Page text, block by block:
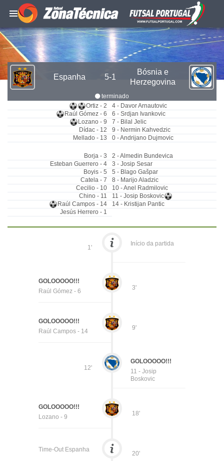
Espanha 5-1
Bósnia e
Herzegovina
terminado
Ortiz - 2
Raúl Gómez - 6
Lozano - 9
Dídac - 12
Mellado - 13
4 - Davor Arnautovic
6 - Srdjan Ivankovic
7 - Bilal Jelic
9 - Nermin Kahvedzic
0 - Andrijano Dujmovic
Borja - 3
Esteban Guerrero - 4
Boyis - 5
Catela - 7
Cecilio - 10
Chino - 11
Raúl Campos - 14
Jesús Herrero - 1
2 - Almedin Bundevica
3 - Josip Sesar
5 - Blago Gašpar
8 - Marijo Aladzic
10 - Anel Radmilovic
11 - Josip Boskovic
14 - Kristijan Pantic
1'
Início da partida
3'
GOLOOOOO!!!
Raúl Gómez - 6
9'
GOLOOOOO!!!
Raúl Campos - 14
12'
GOLOOOOO!!!
11 - Josip
Boskovic
18'
GOLOOOOO!!!
Lozano - 9
20'
Time-Out Espanha